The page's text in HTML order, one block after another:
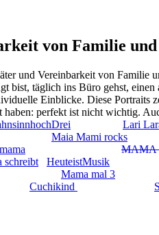
von Familie
und Vereinbarkeit von Familie
bist, täglich ins Büro gehst,
Einblicke. Diese
perfekt ist nicht wichtig.
Lari
Maia Mami rocks
MAMA
schreibt HeuteistMusik
Mama mal 3
Cuchikind